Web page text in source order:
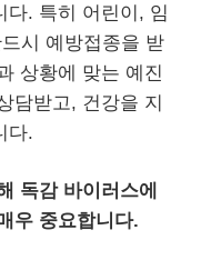
다. 특히 어린이, 임
시 예방접종을 받
상황에 맞는 예진
담받고, 건강을 지
다.
독감 바이러스에
우 중요합니다.